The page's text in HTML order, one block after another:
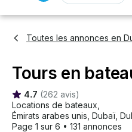
Toutes les annonces en
Tours en
4.7 (262 avis)
Locations de bateaux
Émirats arabes unis Dubaï
Page 1 sur 6 • 131 annonces